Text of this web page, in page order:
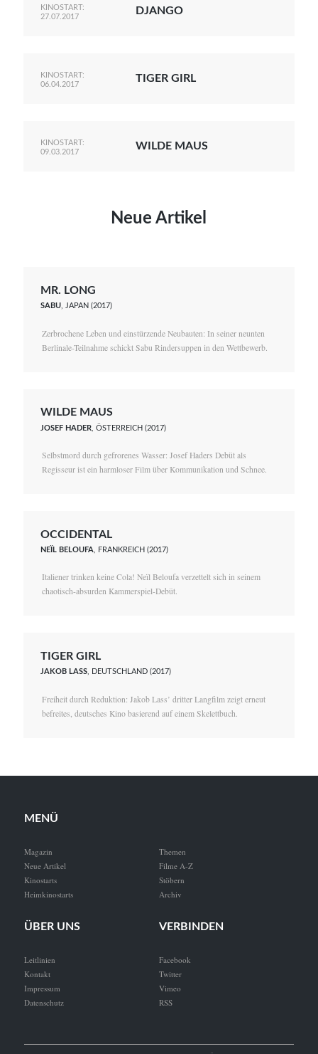
KINOSTART:
27.07.2017
DJANGO
KINOSTART:
06.04.2017
TIGER GIRL
KINOSTART:
09.03.2017
WILDE MAUS
Neue Artikel
MR. LONG
SABU, JAPAN (2017)
Zerbrochene Leben und einstürzende Neubauten: In seiner neunten
Berlinale-Teilnahme schickt Sabu Rindersuppen in den Wettbewerb.
WILDE MAUS
JOSEF HADER , ÖSTERREICH (2017)
Selbstmord durch gefrorenes Wasser: Josef Haders Debüt als
Regisseur ist ein harmloser Film über Kommunikation und Schnee.
OCCIDENTAL
NEÏL BELOUFA , FRANKREICH (2017)
Italiener trinken keine Cola! Neïl Beloufa verzettelt sich in seinem
chaotisch-absurden Kammerspiel-Debüt.
TIGER GIRL
JAKOB LASS, DEUTSCHLAND (2017)
Freiheit durch Reduktion: Jakob Lass’ dritter Langfilm zeigt erneut
befreites, deutsches Kino basierend auf einem Skelettbuch.
MENÜ
Magazin
Neue Artikel
Kinostarts
Heimkinostarts
Themen
Filme A-Z
Stöbern
Archiv
ÜBER UNS
Leitlinien
Kontakt
Impressum
Datenschutz
VERBINDEN
Facebook
Twitter
Vimeo
RSS